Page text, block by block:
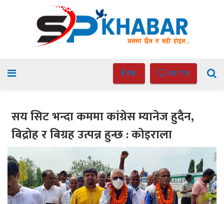
FB SP TV
सय सिट भन्दा कममा कांग्रेस म्यानेज हुदैन,
बिद्रोह र बिग्रह उत्पन्न हुन्छ : कोइराला